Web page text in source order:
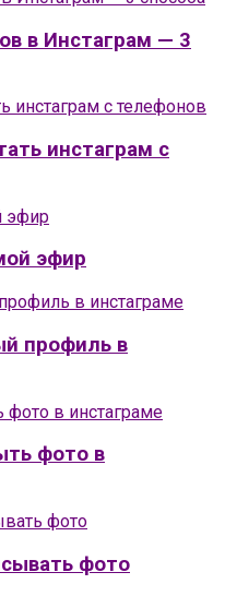
в Инстаграм — 3
инстаграм с
эфир
профиль в
фото в
фото